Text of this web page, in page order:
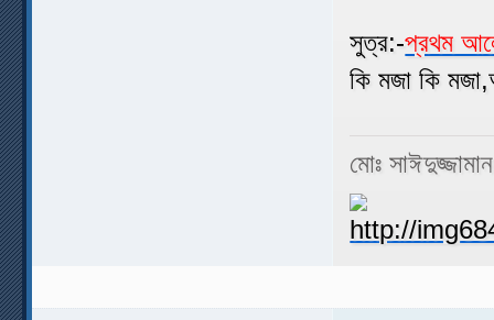
সুত্র:-প্রথম
কি মজা কি
মোঃ